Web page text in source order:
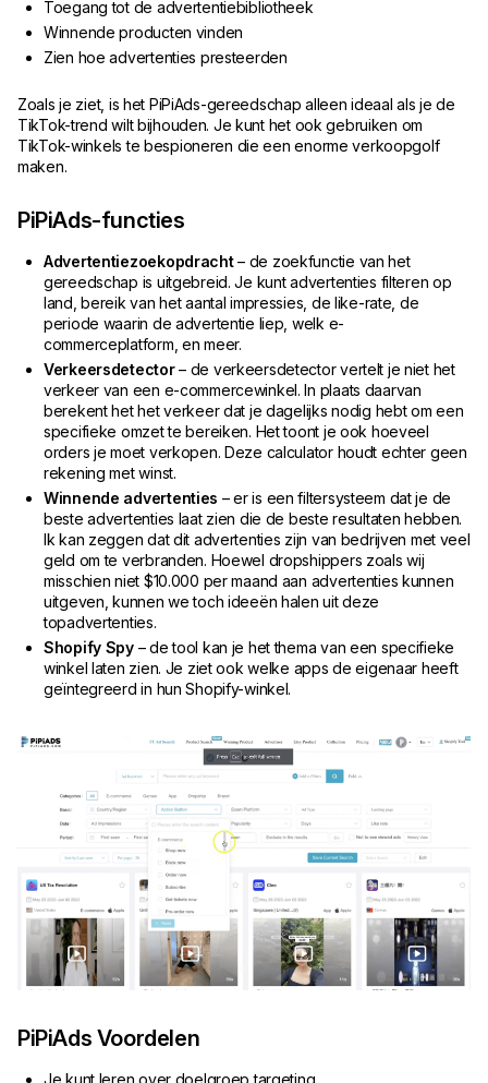
Toegang tot de advertentiebibliotheek
Winnende producten vinden
Zien hoe advertenties presteerden
Zoals je ziet, is het PiPiAds-gereedschap alleen ideaal als je de
TikTok-trend wilt bijhouden. Je kunt het ook gebruiken om
TikTok-winkels te bespioneren die een enorme verkoopgolf
maken.
PiPiAds-functies
Advertentiezoekopdracht– de zoekfunctie van het
gereedschap is uitgebreid. Je kunt advertenties filteren op
land, bereik van het aantal impressies, de like-rate, de
periode waarin de advertentie liep, welk e-
commerceplatform, en meer.
Verkeersdetector– de verkeersdetector vertelt je niet het
verkeer van een e-commercewinkel. In plaats daarvan
berekent het het verkeer dat je dagelijks nodig hebt om een
specifieke omzet te bereiken. Het toont je ook hoeveel
orders je moet verkopen. Deze calculator houdt echter geen
rekening met winst.
Winnende advertenties – er is een filtersysteem dat je de
beste advertenties laat zien die de beste resultaten hebben.
Ik kan zeggen dat dit advertenties zijn van bedrijven met veel
geld om te verbranden. Hoewel dropshippers zoals wij
misschien niet $10.000 per maand aan advertenties kunnen
uitgeven, kunnen we toch ideeën halen uit deze
topadvertenties.
Shopify Spy– de tool kan je het thema van een specifieke
winkel laten zien. Je ziet ook welke apps de eigenaar heeft
geïntegreerd in hun Shopify-winkel.
PiPiAds Voordelen